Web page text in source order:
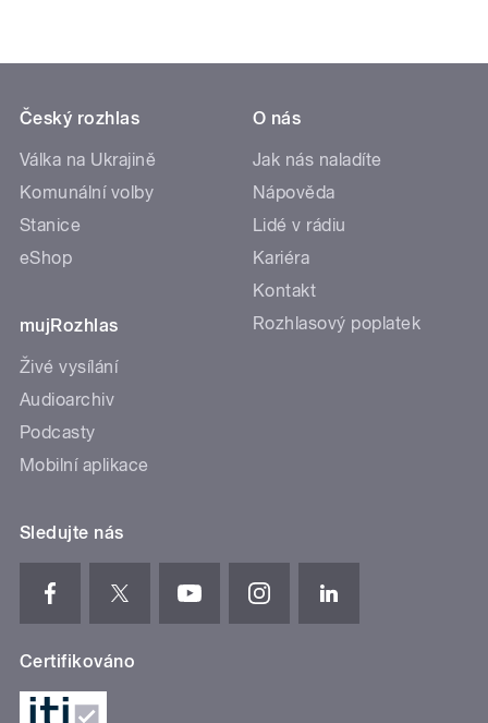
Český rozhlas
Válka na Ukrajině
Komunální volby
Stanice
eShop
mujRozhlas
Živé vysílání
Audioarchiv
Podcasty
Mobilní aplikace
O nás
Jak nás naladíte
Nápověda
Lidé v rádiu
Kariéra
Kontakt
Rozhlasový poplatek
Sledujte nás
Certifikováno